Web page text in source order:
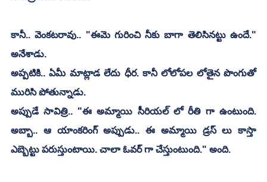
కానీ.. వెంకటరావు.. "ఈమె గురించి నీకు బాగా తెలిసినట్టు ఉందే."
అనేశాడు.
అప్పటికి.. ఏమీ మాట్లాడ లేదు ధీర. కానీ లోలోపల లోతైన పొంగుతో
మురిసి పోతున్నాడు.
అప్పుడే సావిత్రి.. "ఈ అమ్మాయి సీరియల్ లో రీతి గా ఉంటుంది.
అబ్బా.. ఆ యాంకరింగ్ అప్పుడు.. ఈ అమ్మాయి డ్రస్ లు కాస్తా
ఎబ్బెట్టు పరుస్తుంటాయి. చాలా ఓవర్ గా చేస్తుంటుంది." అంది.